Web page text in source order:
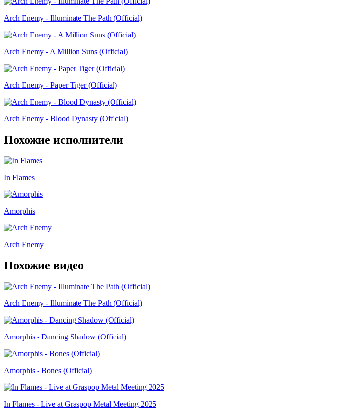
Arch Enemy - Illuminate The Path (Official)
Arch Enemy - A Million Suns (Official)
Arch Enemy - Paper Tiger (Official)
Arch Enemy - Blood Dynasty (Official)
Похожие исполнители
In Flames
Amorphis
Arch Enemy
Похожие видео
Arch Enemy - Illuminate The Path (Official)
Amorphis - Dancing Shadow (Official)
Amorphis - Bones (Official)
In Flames - Live at Graspop Metal Meeting 2025